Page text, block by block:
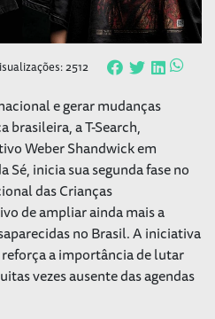
2512
e gerar mudanças
a T-Search,
Weber Shandwick em
Sé, inicia sua segunda fase no
das Crianças
de ampliar ainda mais a
no Brasil. A iniciativa
a importância de lutar
vezes ausente das agendas